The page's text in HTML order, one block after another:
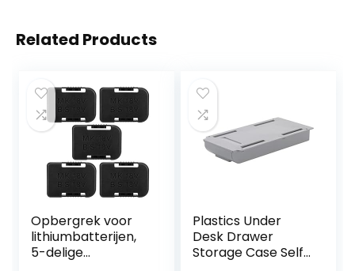
Related Products
Opbergrek voor
lithiumbatterijen,
5-delige
Plastics Under
Desk Drawer
Storage Case Self-